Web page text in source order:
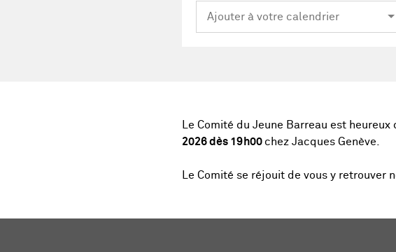
Le Comité du Jeune Barreau est
2026 dès 19h00 chez Jacques Genève.
Le Comité se réjouit de vous y retrouver